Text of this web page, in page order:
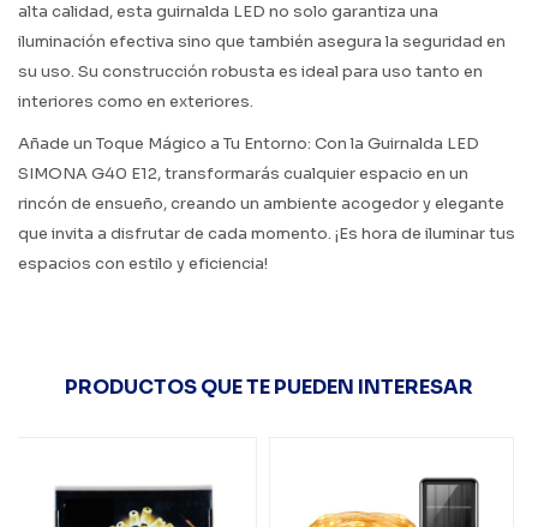
alta calidad, esta guirnalda LED no solo garantiza una
iluminación efectiva sino que también asegura la seguridad en
su uso. Su construcción robusta es ideal para uso tanto en
interiores como en exteriores.
Añade un Toque Mágico a Tu Entorno: Con la Guirnalda LED
SIMONA G40 E12, transformarás cualquier espacio en un
rincón de ensueño, creando un ambiente acogedor y elegante
que invita a disfrutar de cada momento. ¡Es hora de iluminar tus
espacios con estilo y eficiencia!
PRODUCTOS QUE TE PUEDEN INTERESAR